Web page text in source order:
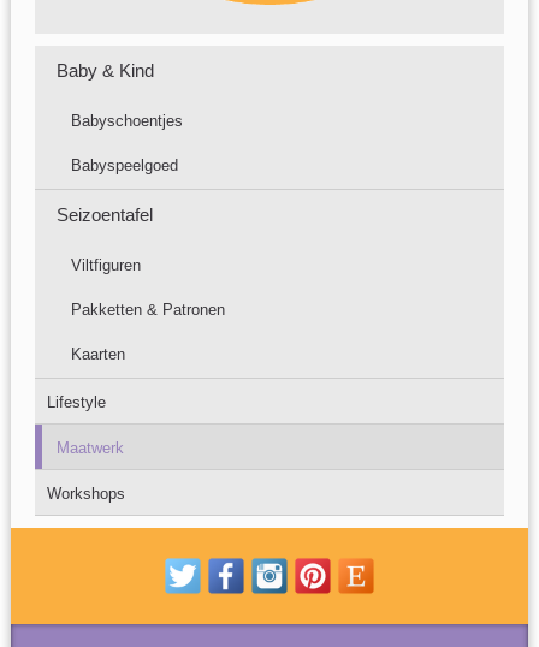
Baby & Kind
Babyschoentjes
Babyspeelgoed
Seizoentafel
Viltfiguren
Pakketten & Patronen
Kaarten
Lifestyle
Maatwerk
Workshops